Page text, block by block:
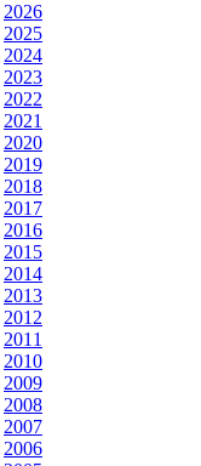
2026
2025
2024
2023
2022
2021
2020
2019
2018
2017
2016
2015
2014
2013
2012
2011
2010
2009
2008
2007
2006